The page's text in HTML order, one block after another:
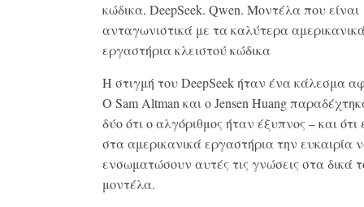
κώδικα. DeepSeek. Qwen. Μοντέλα που είναι
ανταγωνιστικά με τα καλύτερα
εργαστήρια κλειστού κώδικα
Η στιγμή του DeepSeek ήταν ένα κάλεσμα
Ο Sam Altman και ο Jensen Huang
δύο ότι ο αλγόριθμος ήταν έξυπνος – και ότι
στα αμερικανικά εργαστήρια την ευκαιρία
ενσωματώσουν αυτές τις γνώσεις στα δικά
μοντέλα.